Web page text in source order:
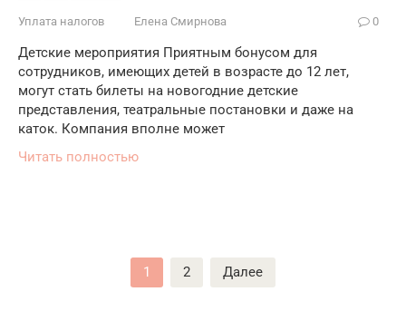
Уплата налогов Елена Смирнова 0
Детские мероприятия Приятным бонусом для
сотрудников, имеющих детей в возрасте до 12 лет,
могут стать билеты на новогодние детские
представления, театральные постановки и даже на
каток. Компания вполне может
Читать полностью
1 2 Далее